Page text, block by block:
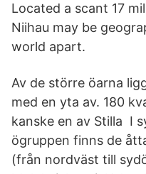
Located a scant 17
Niihau may be
world apart.
Av de större öarna
med en yta av. 180
kanske en av Stilla I
ögruppen finns de
(från nordväst till